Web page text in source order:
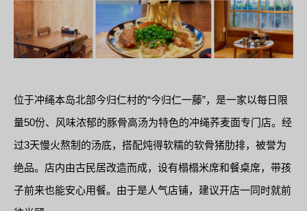
位于冲绳本岛北部今归仁村的“今归仁一藤”，是一家以每日限
量50份、风味浓郁的豚骨高汤为特色的冲绳荞麦面专门店。经
过3天慢火熬制的汤底，搭配炖得软糯的软骨猪肋排，被誉为
绝品。店内由古民居改造而成，设有榻榻米席和餐桌席，带孩
子前来也能安心用餐。由于是人气店铺，建议开店一同时就前